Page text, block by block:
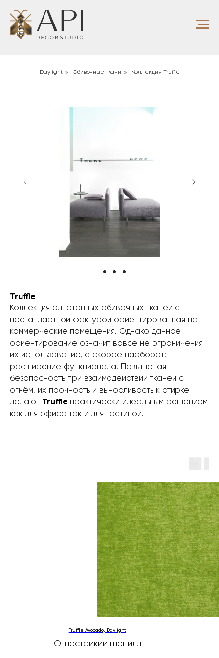
Daylight » Обивочные ткани » Коллекция Truffle
Truffle
Коллекция однотонных обивочных тканей с
нестандартной фактурой ориентированная на
коммерческие помещения. Однако данное
ориентирование означит вовсе не ограничения
их использование, а скорее наоборот:
расширение функционала. Повышеная
безопасность при взаимодействии тканей с
огнём, их прочность и выносливость к стирке
делают Truffle практически идеальным решением
как для офиса так и для гостиной.
Truffle Avocado, Daylight
Огнестойкий шенилл